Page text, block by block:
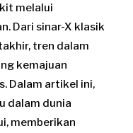
melalui
Dari sinar-X klasik
tren dalam
kemajuan
Dalam artikel ini,
dalam dunia
memberikan